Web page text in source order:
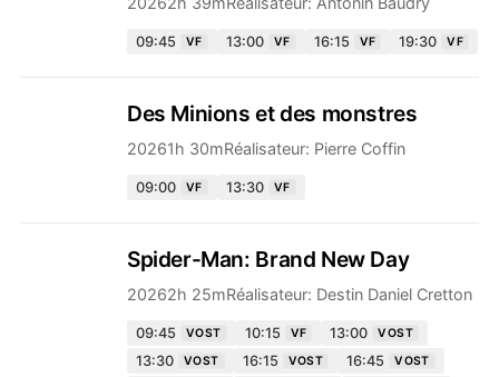
09:45 VF 13:00 VF 16:15 VF 19:30 VF
Des Minions et des monstres
20261h 30mRéalisateur: Pierre Coffin
09:00 VF 13:30 VF
Spider-Man: Brand New Day
20262h 25mRéalisateur: Destin Daniel Cretton
09:45 VOST 10:15 VF 13:00 VOST
13:30 VOST 16:15 VOST 16:45 VOST